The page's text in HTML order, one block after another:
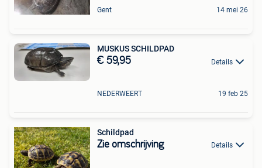
Gent 14 mei 26
MUSKUS SCHILDPAD
€ 59,95 Details
NEDERWEERT 19 feb 25
Schildpad
Zie omschrijving Details